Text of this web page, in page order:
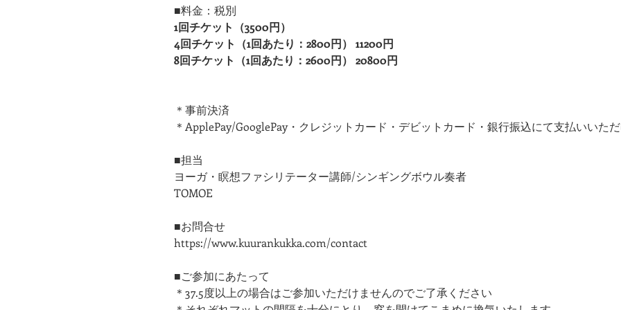
■料金：税別
1回チケット（3500円）
4回チケット（1回あたり：2800円） 11200円
8回チケット（1回あたり：2600円） 20800円
＊事前決済
＊ApplePay/GooglePay・クレジットカード・デビットカード・銀行振込にて支払いいただ
■担当
ヨーガ・瞑想ファシリテーター講師/シンギングボウル奏者
TOMOE
■お問合せ
https://www.kuurankukka.com/contact
■ご参加にあたって
＊37.5度以上の場合はご参加いただけませんのでご了承ください